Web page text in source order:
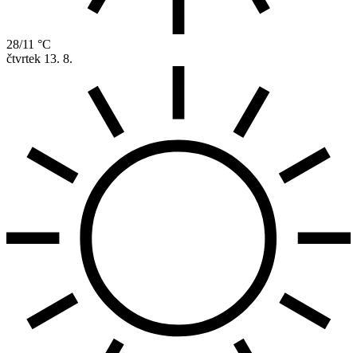
28/11 °C
čtvrtek 13. 8.